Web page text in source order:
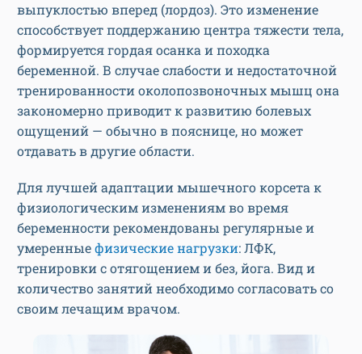
выпуклостью вперед (лордоз). Это изменение
способствует поддержанию центра тяжести тела,
формируется гордая осанка и походка
беременной. В случае слабости и недостаточной
тренированности околопозвоночных мышц она
закономерно приводит к развитию болевых
ощущений — обычно в пояснице, но может
отдавать в другие области.
Для лучшей адаптации мышечного корсета к
физиологическим изменениям во время
беременности рекомендованы регулярные и
умеренныефизические нагрузки: ЛФК,
тренировки с отягощением и без, йога. Вид и
количество занятий необходимо согласовать со
своим лечащим врачом.